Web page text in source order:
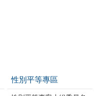
性別平等專區